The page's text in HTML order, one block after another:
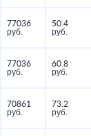
77036
руб.
50.4
руб.
77036
руб.
60.8
руб.
70861
руб.
73.2
руб.